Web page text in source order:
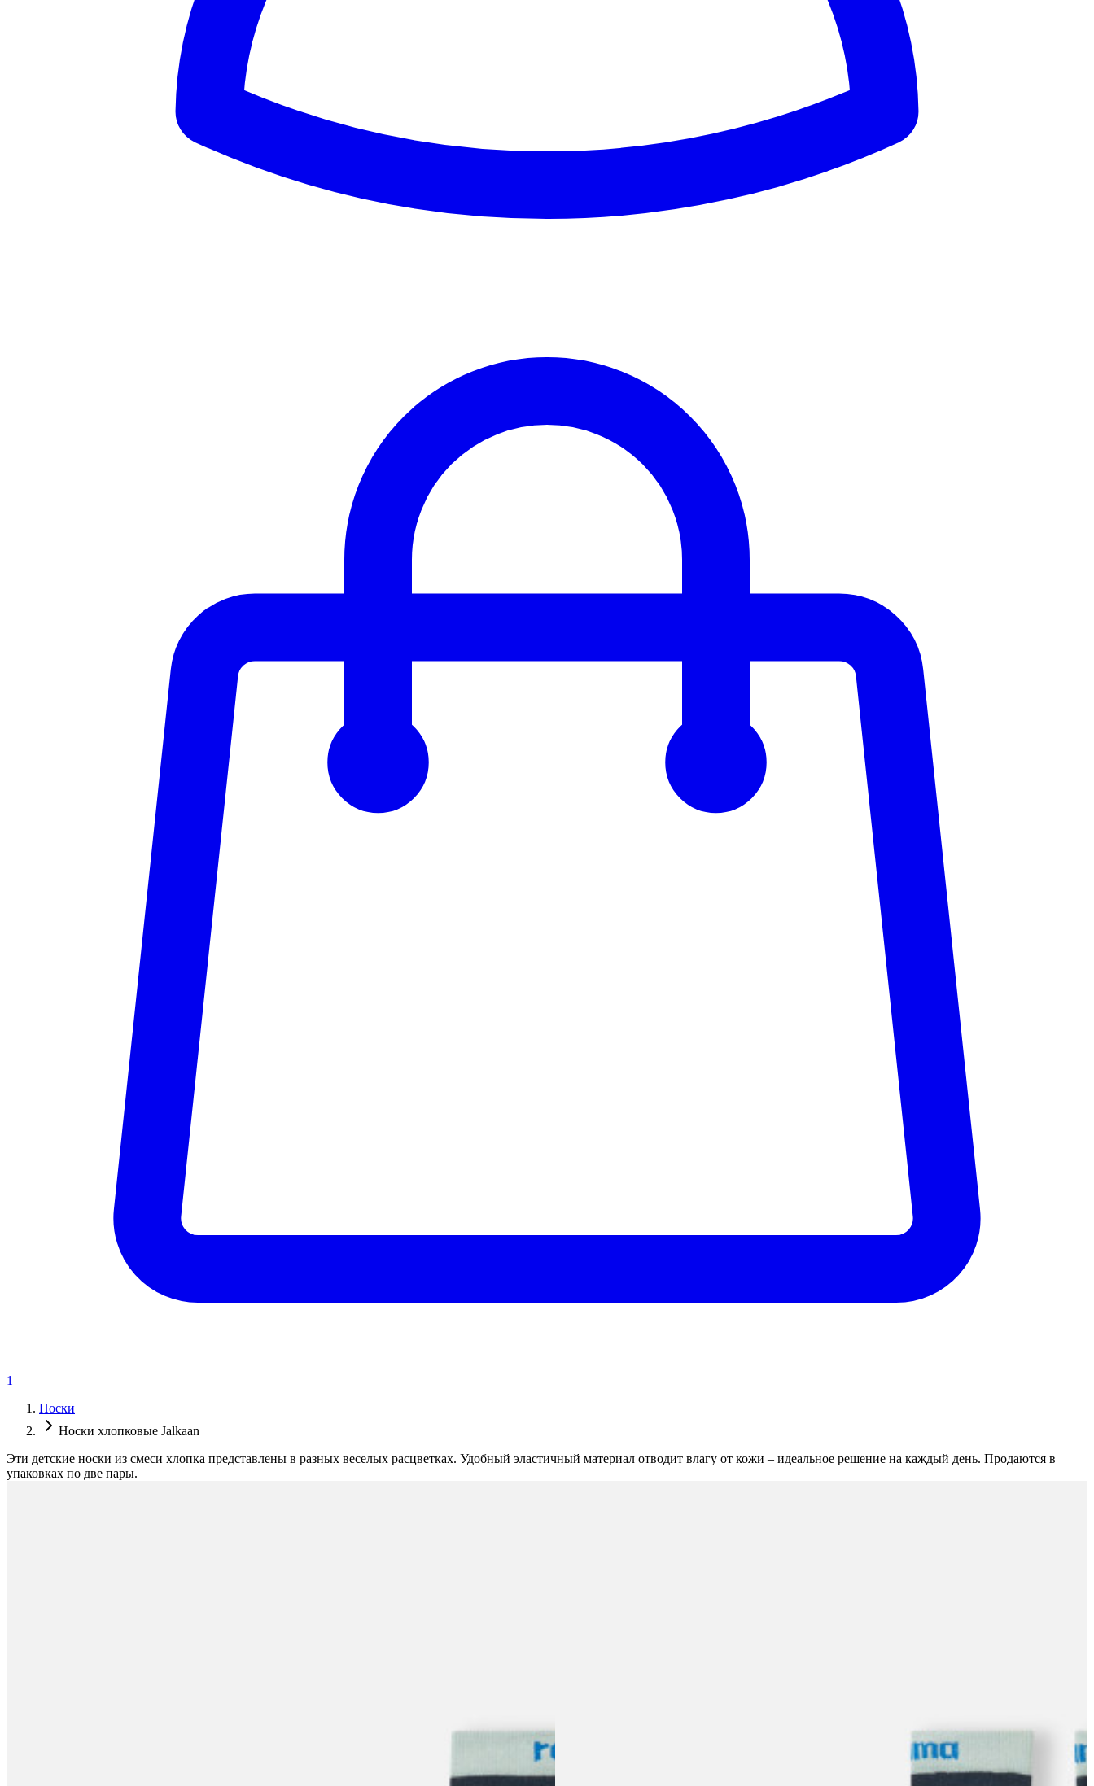
1
Носки
Носки хлопковые Jalkaan
Эти детские носки из смеси хлопка представлены в разных веселых расцветках. Удобный эластичный материал отводит влагу от кожи – идеальное решение на каждый день. Продаются в
упаковках по две пары.